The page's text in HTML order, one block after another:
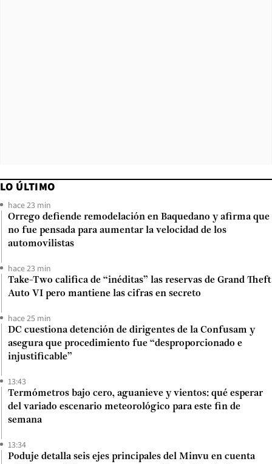
LO ÚLTIMO
hace 23 min
Orrego defiende remodelación en Baquedano y afirma que
no fue pensada para aumentar la velocidad de los
automovilistas
hace 23 min
Take-Two califica de “inéditas” las reservas de Grand Theft
Auto VI pero mantiene las cifras en secreto
hace 25 min
DC cuestiona detención de dirigentes de la Confusam y
asegura que procedimiento fue “desproporcionado e
injustificable”
13:43
Termómetros bajo cero, aguanieve y vientos: qué esperar
del variado escenario meteorológico para este fin de
semana
13:34
Poduje detalla seis ejes principales del Minvu en cuenta